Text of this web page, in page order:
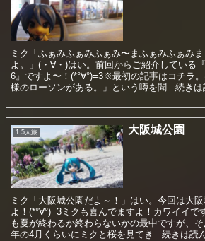
ミク「ふぁみふぁみふぁみ〜まふぁみふぁみ
よ。」(・∀・)はい。前回からご紹介している
6』ですよ〜！(*°∀°)=3※最初の記事はコチラ
様のローソンがある。」という噂を聞...続き
1.5人旅 大阪城公園
ミク「大阪城公園だよ～！」はい。今回は大
よ！(*°∀°)=3ミクも喜んでますよ！カワイイで
も夏が終わるか終わらないかの最中ですが、
年の4月くらいにミクと桜を見てき...続きは読